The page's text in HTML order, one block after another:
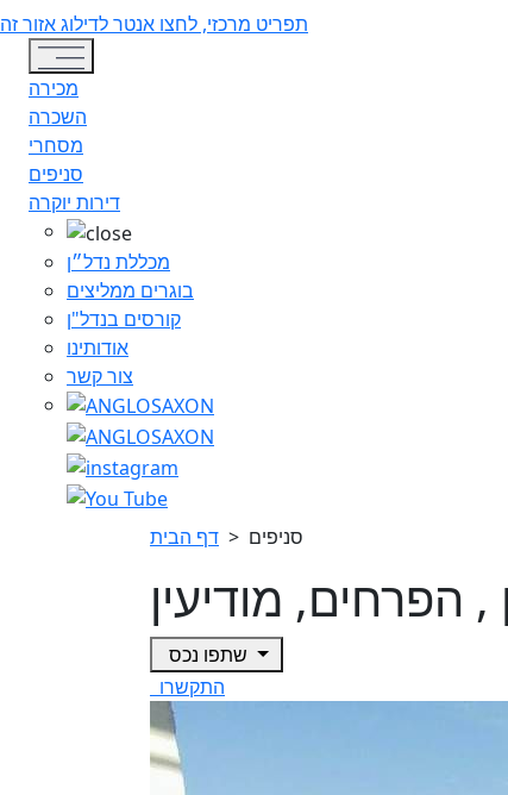
תפריט מרכזי, לחצו אנטר לדילוג אזור זה
Toggle navigation
מכירה
השכרה
מסחרי
סניפים
דירות יוקרה
מכללת נדל״ן
בוגרים ממליצים
קורסים בנדל"ן
אודותינו
צור קשר
דף הבית > סניפים
התקשרו